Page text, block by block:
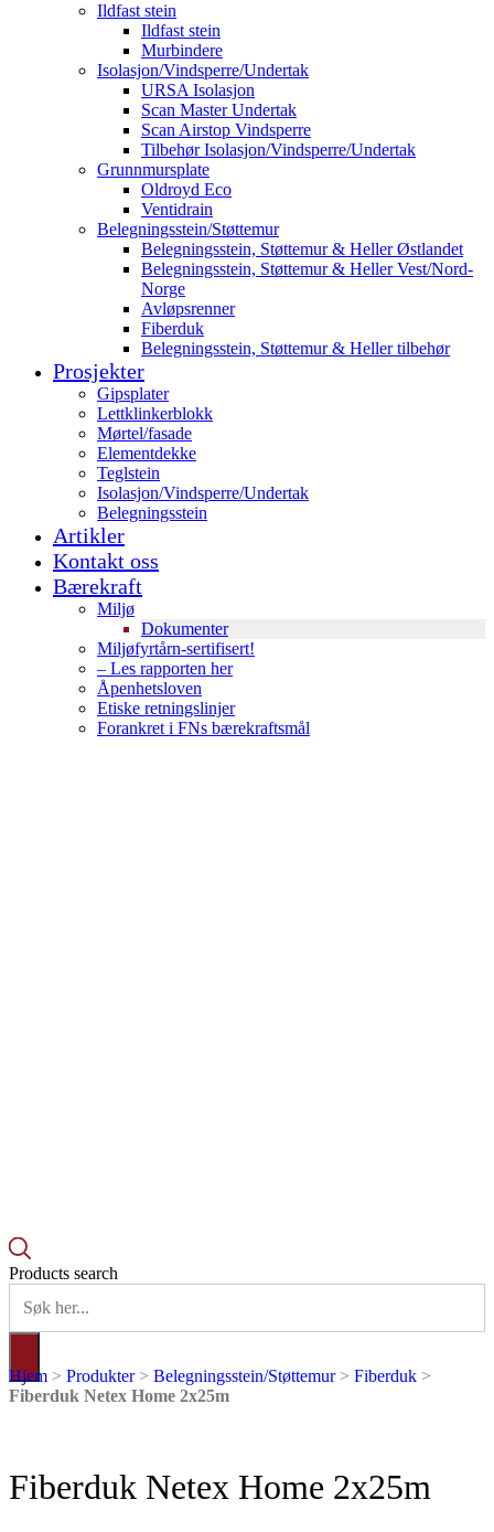
Ildfast stein
Ildfast stein
Murbindere
Isolasjon/Vindsperre/Undertak
URSA Isolasjon
Scan Master Undertak
Scan Airstop Vindsperre
Tilbehør Isolasjon/Vindsperre/Undertak
Grunnmursplate
Oldroyd Eco
Ventidrain
Belegningsstein/Støttemur
Belegningsstein, Støttemur & Heller Østlandet
Belegningsstein, Støttemur & Heller Vest/Nord-
Norge
Avløpsrenner
Fiberduk
Belegningsstein, Støttemur & Heller tilbehør
Prosjekter
Gipsplater
Lettklinkerblokk
Mørtel/fasade
Elementdekke
Teglstein
Isolasjon/Vindsperre/Undertak
Belegningsstein
Artikler
Kontakt oss
Bærekraft
Miljø
Dokumenter
Miljøfyrtårn-sertifisert!
– Les rapporten her
Åpenhetsloven
Etiske retningslinjer
Forankret i FNs bærekraftsmål
Products search
Hjem > Produkter> Belegningsstein/Støttemur> Fiberduk >
Fiberduk Netex Home 2x25m
Fiberduk Netex Home 2x25m